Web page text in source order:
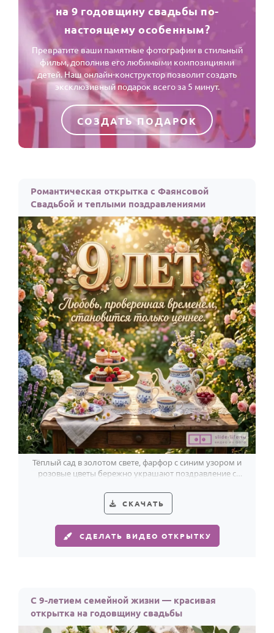
на 9 годовщину свадьбы по-
настоящему особенным?
Превратите ваши памятные фотографии в стильный
фильм, дополнив его любимыми композициями
детей. Наш онлайн-конструктор позволит создать
эксклюзивный подарок всего за 5 минут.
СОЗДАТЬ ПОДАРОК
Романтическая открытка с Фаянсовой
Свадьбой и теплыми поздравлениями
Тёплый сад в золотом свете, фарфор с синим узором и
розовые цветы бережно украшают поздравление с
СКАЧАТЬ
СДЕЛАТЬ ВИДЕО ОТКРЫТКУ
С 9-летием семейной жизни — красивая
открытка на годовщину свадьбы